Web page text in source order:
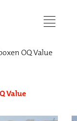
menu
OQ Value
Value